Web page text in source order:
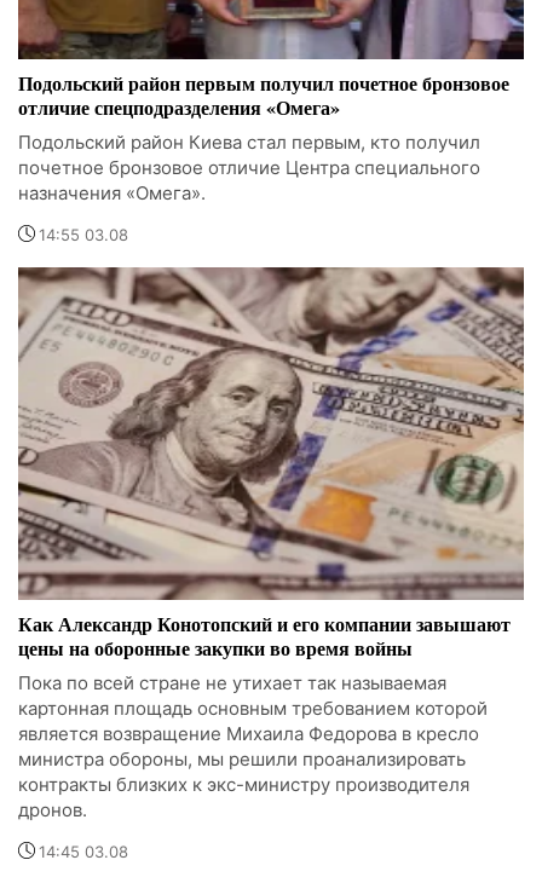
Подольский район первым получил почетное бронзовое
отличие спецподразделения «Омега»
Подольский район Киева стал первым, кто получил
почетное бронзовое отличие Центра специального
назначения «Омега».
14:55 03.08
Как Александр Конотопский и его компании завышают
цены на оборонные закупки во время войны
Пока по всей стране не утихает так называемая
картонная площадь основным требованием которой
является возвращение Михаила Федорова в кресло
министра обороны, мы решили проанализировать
контракты близких к экс-министру производителя
дронов.
14:45 03.08